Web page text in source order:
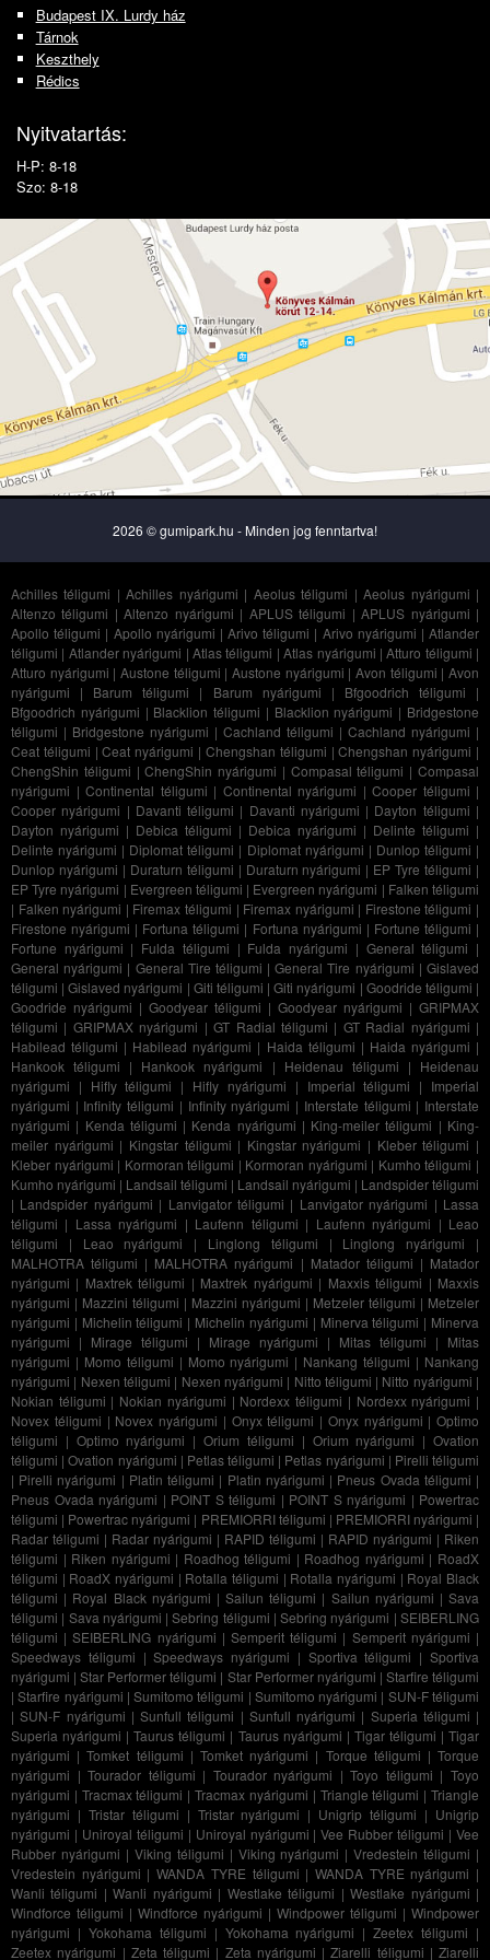
Budapest IX. Lurdy ház
Tárnok
Keszthely
Rédics
Nyitvatartás:
H-P: 8-18
Szo: 8-18
2026 © gumipark.hu - Minden jog fenntartva!
Achilles téligumi |Achilles nyárigumi | Aeolus téligumi |Aeolus nyárigumi |
Altenzo téligumi |Altenzo nyárigumi | APLUS téligumi |APLUS nyárigumi |
Apollo téligumi | Apollo nyárigumi |Arivo téligumi | Arivo nyárigumi |Atlander
téligumi | Atlander nyárigumi | Atlas téligumi |Atlas nyárigumi |Atturo téligumi |
Atturo nyárigumi |Austone téligumi |Austone nyárigumi |Avon téligumi |Avon
nyárigumi | Barum téligumi | Barum nyárigumi | Bfgoodrich téligumi |
Bfgoodrich nyárigumi | Blacklion téligumi | Blacklion nyárigumi | Bridgestone
téligumi | Bridgestone nyárigumi | Cachland téligumi | Cachland nyárigumi |
Ceat téligumi |Ceat nyárigumi | Chengshan téligumi |Chengshan nyárigumi |
ChengShin téligumi |ChengShin nyárigumi | Compasal téligumi |Compasal
nyárigumi | Continental téligumi | Continental nyárigumi | Cooper téligumi |
Cooper nyárigumi | Davanti téligumi | Davanti nyárigumi | Dayton téligumi |
Dayton nyárigumi | Debica téligumi | Debica nyárigumi | Delinte téligumi |
Delinte nyárigumi | Diplomat téligumi | Diplomat nyárigumi | Dunlop téligumi |
Dunlop nyárigumi | Duraturn téligumi | Duraturn nyárigumi | EP Tyre téligumi |
EP Tyre nyárigumi | Evergreen téligumi | Evergreen nyárigumi | Falken téligumi
| Falken nyárigumi | Firemax téligumi | Firemax nyárigumi | Firestone téligumi |
Firestone nyárigumi | Fortuna téligumi | Fortuna nyárigumi | Fortune téligumi |
Fortune nyárigumi | Fulda téligumi | Fulda nyárigumi | General téligumi |
General nyárigumi | General Tire téligumi |General Tire nyárigumi |Gislaved
téligumi |Gislaved nyárigumi | Giti téligumi |Giti nyárigumi | Goodride téligumi |
Goodride nyárigumi | Goodyear téligumi | Goodyear nyárigumi | GRIPMAX
téligumi | GRIPMAX nyárigumi |GT Radial téligumi | GT Radial nyárigumi |
Habilead téligumi | Habilead nyárigumi | Haida téligumi | Haida nyárigumi |
Hankook téligumi | Hankook nyárigumi | Heidenau téligumi | Heidenau
nyárigumi | Hifly téligumi | Hifly nyárigumi | Imperial téligumi | Imperial
nyárigumi | Infinity téligumi | Infinity nyárigumi | Interstate téligumi | Interstate
nyárigumi | Kenda téligumi | Kenda nyárigumi | King-meiler téligumi | King-
meiler nyárigumi | Kingstar téligumi | Kingstar nyárigumi | Kleber téligumi |
Kleber nyárigumi | Kormoran téligumi | Kormoran nyárigumi | Kumho téligumi |
Kumho nyárigumi | Landsail téligumi | Landsail nyárigumi | Landspider téligumi
| Landspider nyárigumi | Lanvigator téligumi | Lanvigator nyárigumi | Lassa
téligumi | Lassa nyárigumi | Laufenn téligumi | Laufenn nyárigumi | Leao
téligumi | Leao nyárigumi | Linglong téligumi | Linglong nyárigumi |
MALHOTRA téligumi | MALHOTRA nyárigumi | Matador téligumi | Matador
nyárigumi | Maxtrek téligumi | Maxtrek nyárigumi | Maxxis téligumi | Maxxis
nyárigumi | Mazzini téligumi | Mazzini nyárigumi | Metzeler téligumi | Metzeler
nyárigumi | Michelin téligumi | Michelin nyárigumi | Minerva téligumi | Minerva
nyárigumi | Mirage téligumi | Mirage nyárigumi | Mitas téligumi | Mitas
nyárigumi | Momo téligumi | Momo nyárigumi | Nankang téligumi | Nankang
nyárigumi | Nexen téligumi | Nexen nyárigumi | Nitto téligumi | Nitto nyárigumi |
Nokian téligumi | Nokian nyárigumi | Nordexx téligumi | Nordexx nyárigumi |
Novex téligumi | Novex nyárigumi | Onyx téligumi | Onyx nyárigumi | Optimo
téligumi | Optimo nyárigumi |Orium téligumi | Orium nyárigumi |Ovation
téligumi |Ovation nyárigumi | Petlas téligumi | Petlas nyárigumi | Pirelli téligumi
| Pirelli nyárigumi | Platin téligumi | Platin nyárigumi | Pneus Ovada téligumi |
Pneus Ovada nyárigumi | POINT S téligumi | POINT S nyárigumi | Powertrac
téligumi | Powertrac nyárigumi | PREMIORRI téligumi | PREMIORRI nyárigumi |
Radar téligumi | Radar nyárigumi | RAPID téligumi | RAPID nyárigumi | Riken
téligumi | Riken nyárigumi | Roadhog téligumi | Roadhog nyárigumi | RoadX
téligumi | RoadX nyárigumi | Rotalla téligumi | Rotalla nyárigumi | Royal Black
téligumi | Royal Black nyárigumi |Sailun téligumi | Sailun nyárigumi |Sava
téligumi | Sava nyárigumi |Sebring téligumi |Sebring nyárigumi |SEIBERLING
téligumi |SEIBERLING nyárigumi |Semperit téligumi | Semperit nyárigumi |
Speedways téligumi |Speedways nyárigumi | Sportiva téligumi |Sportiva
nyárigumi |Star Performer téligumi | Star Performer nyárigumi | Starfire téligumi
|Starfire nyárigumi |Sumitomo téligumi | Sumitomo nyárigumi | SUN-F téligumi
|SUN-F nyárigumi | Sunfull téligumi | Sunfull nyárigumi | Superia téligumi |
Superia nyárigumi |Taurus téligumi | Taurus nyárigumi | Tigar téligumi |Tigar
nyárigumi |Tomket téligumi | Tomket nyárigumi | Torque téligumi |Torque
nyárigumi |Tourador téligumi | Tourador nyárigumi |Toyo téligumi |Toyo
nyárigumi | Tracmax téligumi |Tracmax nyárigumi | Triangle téligumi |Triangle
nyárigumi | Tristar téligumi | Tristar nyárigumi | Unigrip téligumi | Unigrip
nyárigumi | Uniroyal téligumi | Uniroyal nyárigumi |Vee Rubber téligumi |Vee
Rubber nyárigumi | Viking téligumi | Viking nyárigumi |Vredestein téligumi |
Vredestein nyárigumi |WANDA TYRE téligumi | WANDA TYRE nyárigumi |
Wanli téligumi |Wanli nyárigumi | Westlake téligumi |Westlake nyárigumi |
Windforce téligumi | Windforce nyárigumi | Windpower téligumi | Windpower
nyárigumi | Yokohama téligumi | Yokohama nyárigumi |Zeetex téligumi |
Zeetex nyárigumi | Zeta téligumi | Zeta nyárigumi |Ziarelli téligumi | Ziarelli